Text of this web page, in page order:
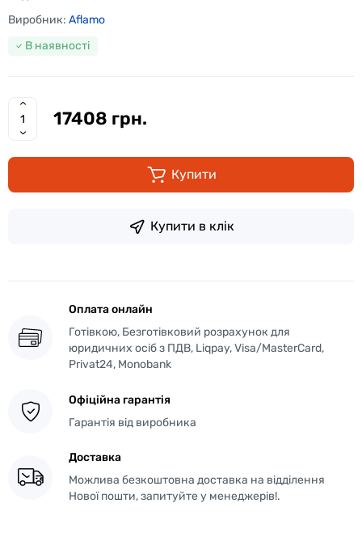
Виробник: Aflamo
В наявності
17408 грн.
Купити
Купити в клік
Оплата онлайн
Готівкою, Безготівковий розрахунок для
юридичних осіб з ПДВ, Liqpay, Visa/MasterCard,
Privat24, Monobank
Офіційна гарантія
Гарантія від виробника
Доставка
Можлива безкоштовна доставка на відділення
Нової пошти, запитуйте у менеджерів!.